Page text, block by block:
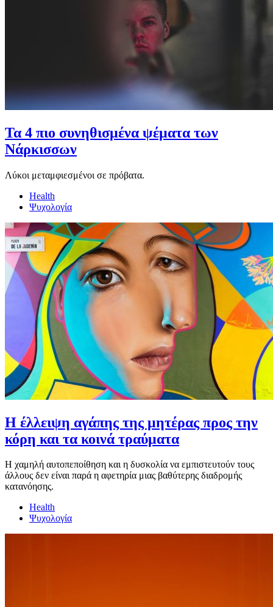
Τα 4 πιο συνηθισμένα ψέματα των
Νάρκισσων
Λύκοι μεταμφιεσμένοι σε πρόβατα.
Health
Ψυχολογία
Η έλλειψη αγάπης της μητέρας προς την
κόρη και τα κοινά τραύματα
Η χαμηλή αυτοπεποίθηση και η δυσκολία να εμπιστευτούν τους
άλλους δεν είναι παρά η αφετηρία μιας βαθύτερης διαδρομής
κατανόησης.
Health
Ψυχολογία